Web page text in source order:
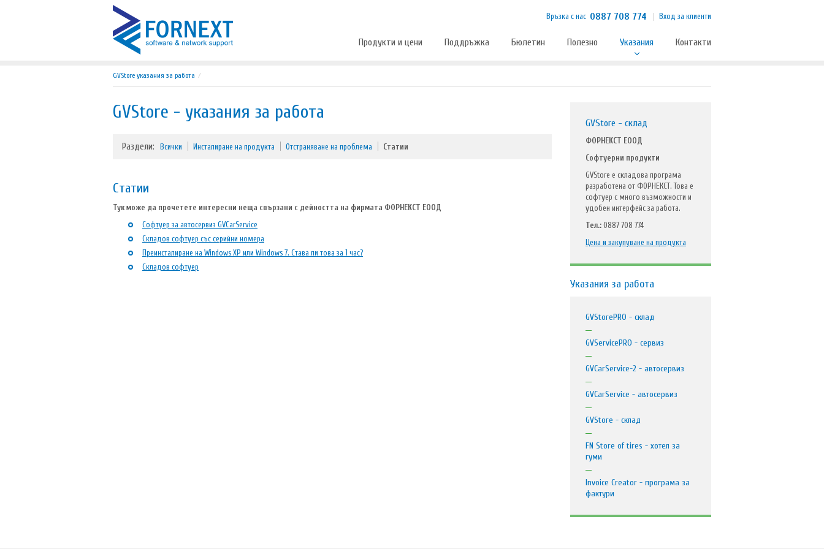
Продукти и цени Поддръжка Бюлетин Полезно Указания Контакти
Връзка с нас 0887 708 774 Вход за клиенти
GVStore указания за работа
GVStore - склад
ФОРНЕКСТ ЕООД
Софтуерни продукти
GVStore е складова програма
разработена от ФОРНЕКСТ. Това е
софтуер с много възможности и
удобен интерфейс за работа.
Тел.: 0887 708 774
Цена и закупуване на продукта
Указания за работа
GVStorePRO - склад
GVServicePRO - сервиз
GVCarService-2 - автосервиз
GVCarService - автосервиз
GVStore - склад
FN Store оf tires - хотел за
гуми
Invoice Creator - програма за
фактури
GVStore - указания за работа
Раздели: Всички Инсталиране на продукта Отстраняване на проблема Статии
Статии
Тук може да прочетете интересни неща свързани с дейността на фирмата ФОРНЕКСТ ЕООД
Софтуер за автосервиз GVCarService
Складов софтуер със серийни номера
Преинсталиране на Windows XP или Windows 7. Става ли това за 1 час?
Складов софтуер